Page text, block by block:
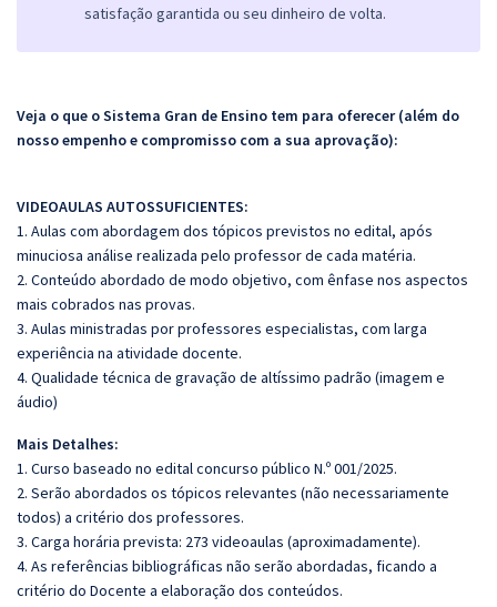
satisfação garantida ou seu dinheiro de volta.
Veja o que o Sistema Gran de Ensino tem para oferecer (além do
nosso empenho e compromisso com a sua aprovação):
VIDEOAULAS AUTOSSUFICIENTES:
1. Aulas com abordagem dos tópicos previstos no edital, após
minuciosa análise realizada pelo professor de cada matéria.
2. Conteúdo abordado de modo objetivo, com ênfase nos aspectos
mais cobrados nas provas.
3. Aulas ministradas por professores especialistas, com larga
experiência na atividade docente.
4. Qualidade técnica de gravação de altíssimo padrão (imagem e
áudio)
Mais Detalhes:
1. Curso baseado no edital concurso público N.º 001/2025.
2. Serão abordados os tópicos relevantes (não necessariamente
todos) a critério dos professores.
3. Carga horária prevista: 273 videoaulas (aproximadamente).
4. As referências bibliográficas não serão abordadas, ficando a
critério do Docente a elaboração dos conteúdos.